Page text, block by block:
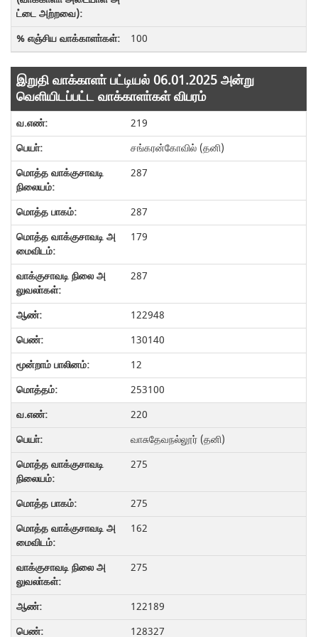
100
இறுதி வாக்காளா் பட்டியல் 06.01.2025 அன்று
வெளியிடப்பட்ட வாக்காளா்கள் விபரம்
219
சங்கரன்கோவில் (தனி)
287
287
179
287
122948
130140
12
253100
220
வாசுதேவநல்லூர் (தனி)
275
275
162
275
122189
128327